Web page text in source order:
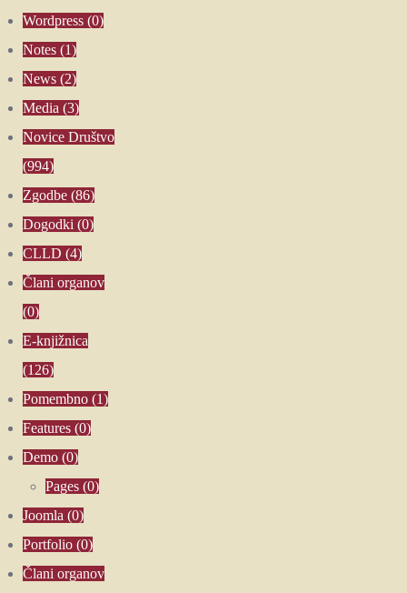
Wordpress (0)
Notes (1)
News (2)
Media (3)
Novice Društvo
(994)
Zgodbe (86)
Dogodki (0)
CLLD (4)
Člani organov
(0)
E-knjižnica
(126)
Pomembno (1)
Features (0)
Demo (0)
Pages (0)
Joomla (0)
Portfolio (0)
Člani organov